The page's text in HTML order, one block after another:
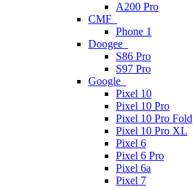
A200 Pro
CMF
Phone 1
Doogee
S86 Pro
S97 Pro
Google
Pixel 10
Pixel 10 Pro
Pixel 10 Pro Fold
Pixel 10 Pro XL
Pixel 6
Pixel 6 Pro
Pixel 6a
Pixel 7